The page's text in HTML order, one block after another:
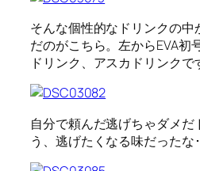
そんな個性的なドリンクの
だのがこちら。左からEVA初
ドリンク、アスカドリンクで
自分で頼んだ逃げちゃダメだ
う、逃げたくなる味だったな･